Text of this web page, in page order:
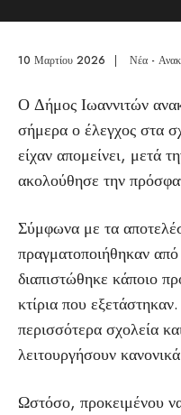
10 Μαρτίου 2026 | Νέα -
Ο Δήμος Ιωαννιτών
σήμερα ο έλεγχος στα
είχαν απομείνει, μετά
ακολούθησε την
Σύμφωνα με τα
πραγματοποιήθηκαν από
διαπιστώθηκε κάποιο
κτίρια που
περισσότερα σχολεία
λειτουργήσουν
Ωστόσο, προκειμένου